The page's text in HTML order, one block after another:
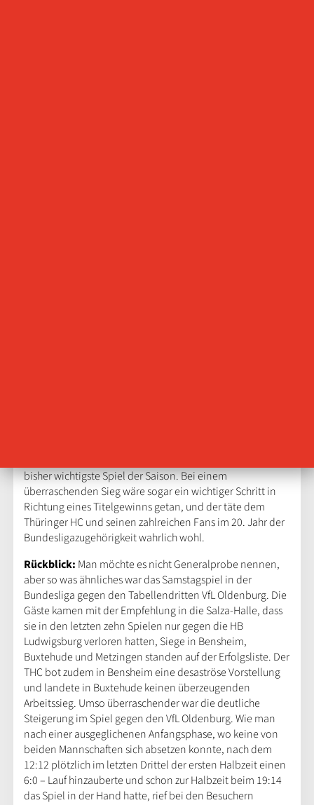
bisher wichtigste Spiel der Saison. Bei einem
überraschenden Sieg wäre sogar ein wichtiger Schritt in
Richtung eines Titelgewinns getan, und der täte dem
Thüringer HC und seinen zahlreichen Fans im 20. Jahr der
Bundesligazugehörigkeit wahrlich wohl.
Rückblick: Man möchte es nicht Generalprobe nennen,
aber so was ähnliches war das Samstagspiel in der
Bundesliga gegen den Tabellendritten VfL Oldenburg. Die
Gäste kamen mit der Empfehlung in die Salza-Halle, dass
sie in den letzten zehn Spielen nur gegen die HB
Ludwigsburg verloren hatten, Siege in Bensheim,
Buxtehude und Metzingen standen auf der Erfolgsliste. Der
THC bot zudem in Bensheim eine desaströse Vorstellung
und landete in Buxtehude keinen überzeugenden
Arbeitssieg. Umso überraschender war die deutliche
Steigerung im Spiel gegen den VfL Oldenburg. Wie man
nach einer ausgeglichenen Anfangsphase, wo keine von
beiden Mannschaften sich absetzen konnte, nach dem
12:12 plötzlich im letzten Drittel der ersten Halbzeit einen
6:0 – Lauf hinzauberte und schon zur Halbzeit beim 19:14
das Spiel in der Hand hatte, rief bei den Besuchern